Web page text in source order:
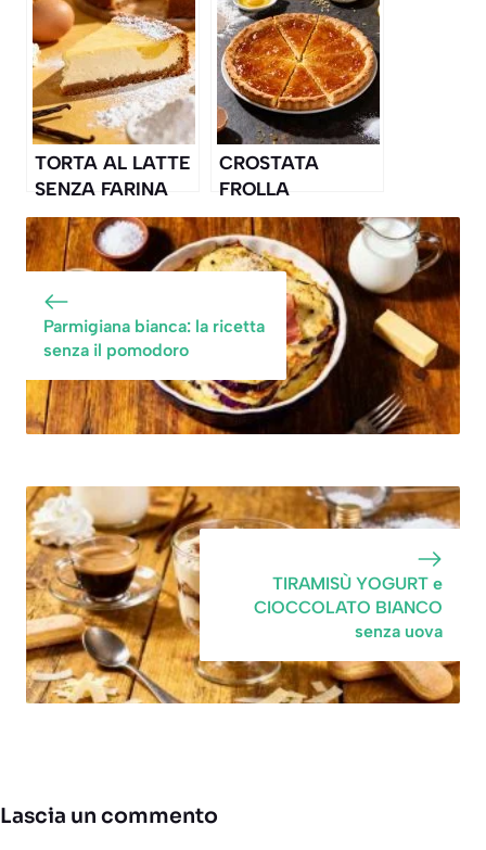
sforno dei biscotti
che desideravo da
tempo
facilissima
TORTA AL LATTE
SENZA FARINA
con Ricotta e
Limone cremosa
CROSTATA
FROLLA
VELOCISSIMA
senza burro con
marmellata
Parmigiana bianca: la ricetta
senza il pomodoro
TIRAMISÙ YOGURT e
CIOCCOLATO BIANCO
senza uova
Lascia un commento